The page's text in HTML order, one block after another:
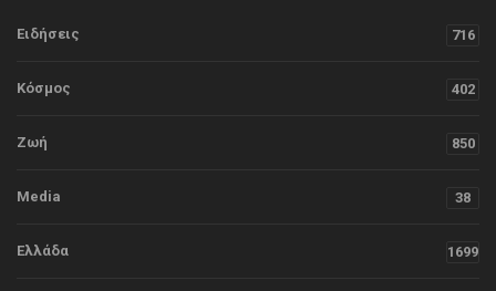
Ειδήσεις 716
Κόσμος 402
Ζωή 850
Media 38
Ελλάδα 1699